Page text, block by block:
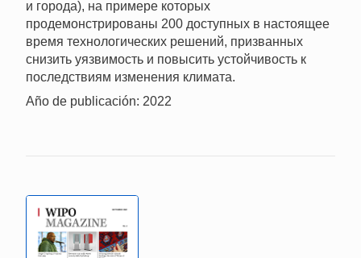
и города), на примере которых
продемонстрированы 200 доступных в настоящее
время технологических решений, призванных
снизить уязвимость и повысить устойчивость к
последствиям изменения климата.
Año de publicación: 2022